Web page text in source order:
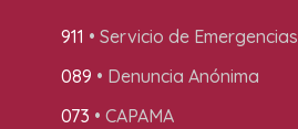
911 • Servicio de Emergencias
089 • Denuncia Anónima
073 • CAPAMA